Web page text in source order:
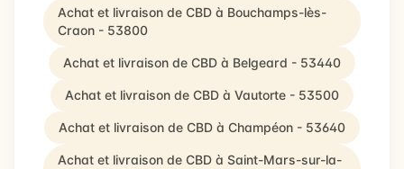
Achat et livraison de CBD à Bouchamps-lès-
Craon - 53800
Achat et livraison de CBD à Belgeard - 53440
Achat et livraison de CBD à Vautorte - 53500
Achat et livraison de CBD à Champéon - 53640
Achat et livraison de CBD à Saint-Mars-sur-la-